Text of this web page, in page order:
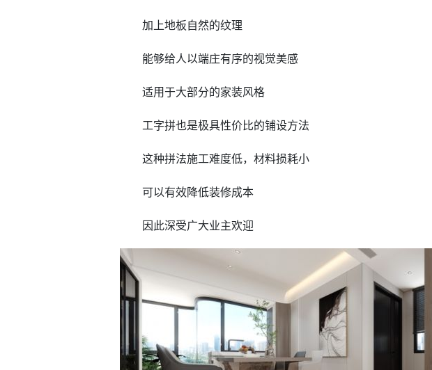
加上地板自然的纹理
能够给人以端庄有序的视觉美感
适用于大部分的家装风格
工字拼也是极具性价比的铺设方法
这种拼法施工难度低，材料损耗小
可以有效降低装修成本
因此深受广大业主欢迎